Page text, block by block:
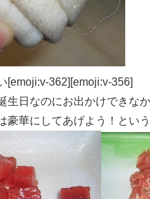
[emoji:v-362][emoji:v-356]
生日なのにお出かけできなか
豪華にしてあげよう！とい